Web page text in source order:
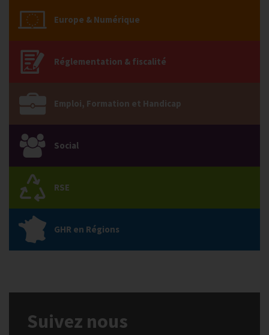
Europe & Numérique
Réglementation & fiscalité
Emploi, Formation et Handicap
Social
RSE
GHR en Régions
Suivez nous